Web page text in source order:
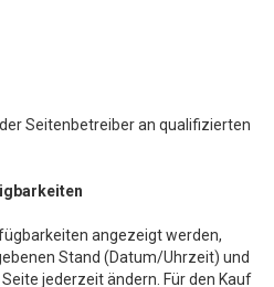
Seitenbetreiber an qualifizierten
angezeigt werden,
Stand (Datum/Uhrzeit) und
jederzeit ändern. Für den Kauf